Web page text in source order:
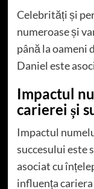
Celebrități și
numeroase și
până la oameni
Daniel este
Impactul
carierei și
Impactul
succesului este
asociat cu
influența